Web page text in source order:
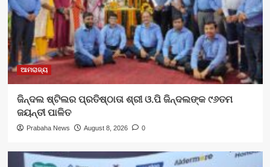
ଆମରାଜ୍ୟ
ଜିନ୍ଦଲ ଷ୍ଟିଲର ପ୍ରତିଷ୍ଠାତା ଶ୍ରୀ ଓ.ପି ଜିନ୍ଦଲଙ୍କ ୯୬ତମ
ଜୟନ୍ତୀ ପାଳିତ
Prabaha News August 8, 2026 0